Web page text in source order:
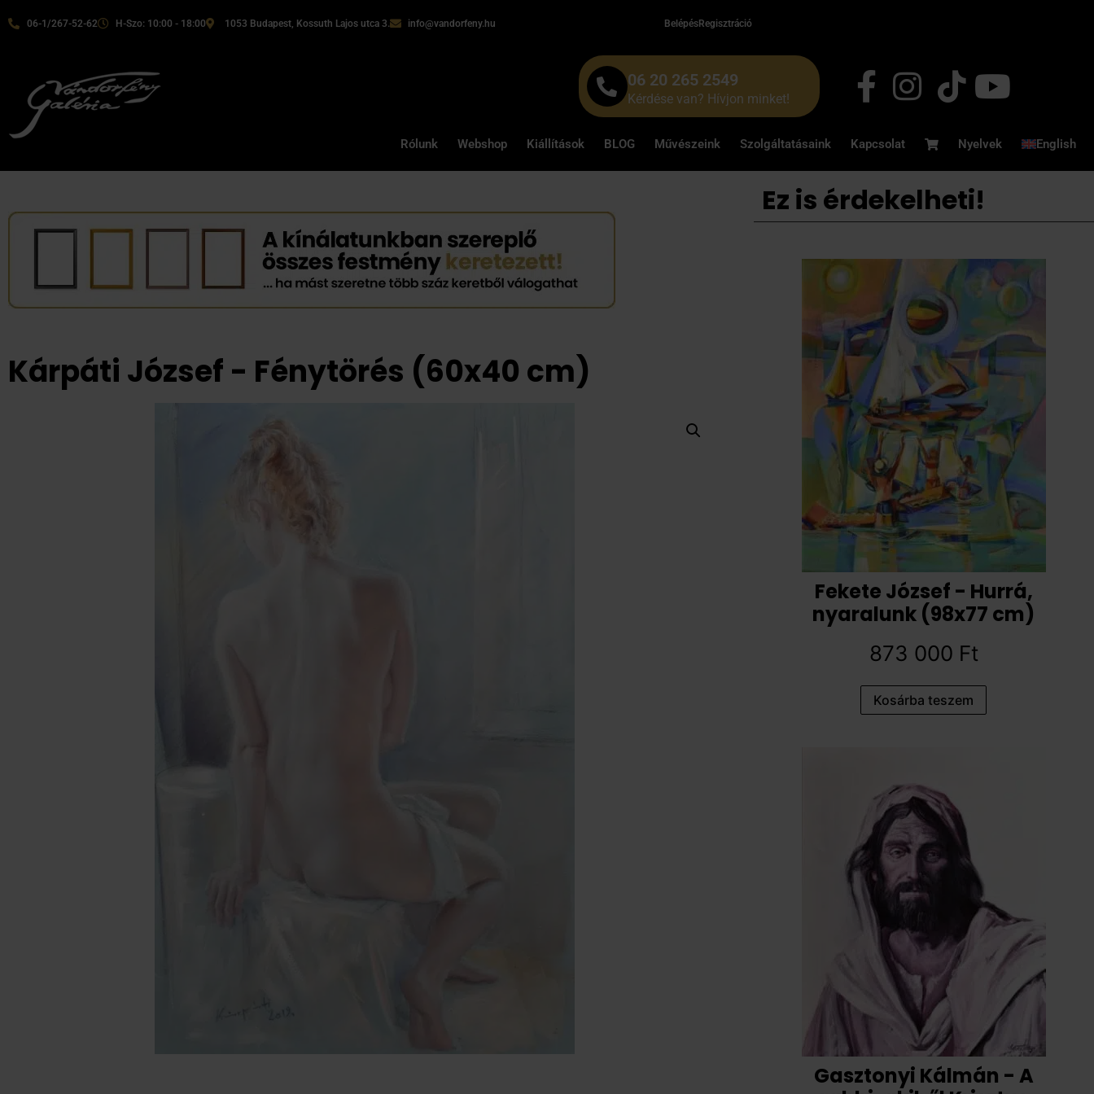
06-1/267-52-62 H-Szo: 10:00 - 18:00 1053 Budapest, Kossuth Lajos utca 3. info@vandorfeny.hu BelépésRegisztráció
06 20 265 2549
Kérdése van? Hívjon minket!
Rólunk Webshop Kiállítások BLOG Művészeink Szolgáltatásaink Kapcsolat Nyelvek English
Kárpáti József - Fénytörés (60x40 cm)
Ez is érdekelheti!
Fekete József - Hurrá,
nyaralunk (98x77 cm)
873 000 Ft
Kosárba teszem
Gasztonyi Kálmán - A